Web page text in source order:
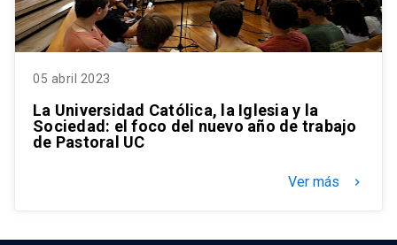
05 abril 2023
La Universidad Católica, la Iglesia y la
Sociedad: el foco del nuevo año de trabajo
de Pastoral UC
Ver más keyboard_arrow_right